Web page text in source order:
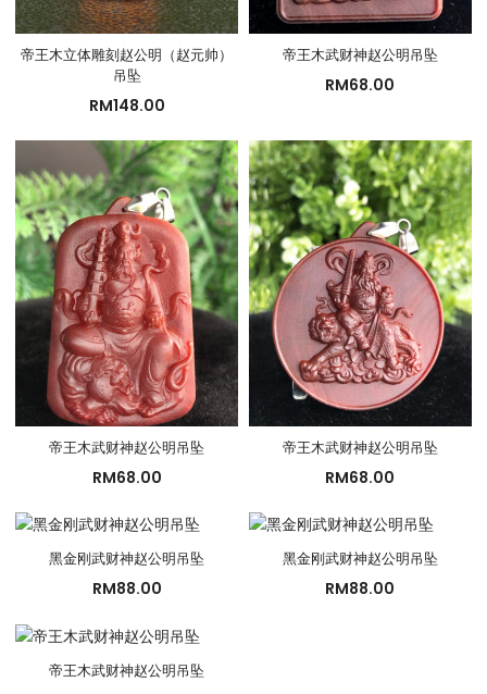
帝王木立体雕刻赵公明（赵元帅）
吊坠
RM148.00
帝王木武财神赵公明吊坠
RM68.00
帝王木武财神赵公明吊坠
RM68.00
帝王木武财神赵公明吊坠
RM68.00
黑金刚武财神赵公明吊坠
RM88.00
黑金刚武财神赵公明吊坠
RM88.00
帝王木武财神赵公明吊坠